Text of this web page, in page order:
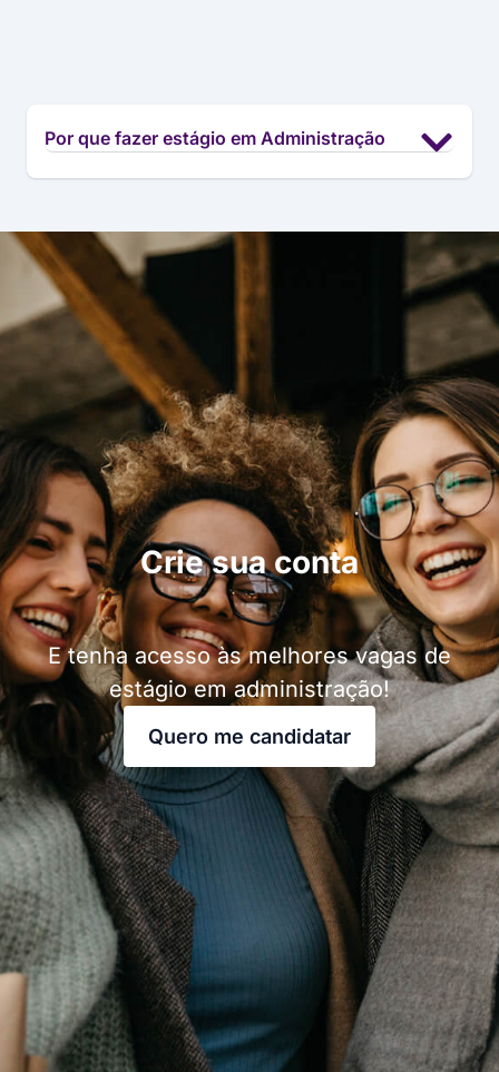
Por que fazer estágio em Administração
Crie sua conta
E tenha acesso às melhores vagas de
estágio em administração!
Quero me candidatar